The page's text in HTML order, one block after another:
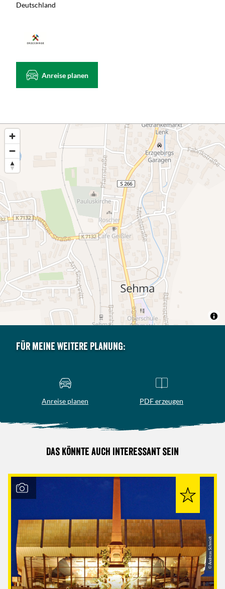
Deutschland
Anreise planen
Für meine weitere Planung:
Anreise planen PDF erzeugen
Das könnte auch interessant sein
© Andreas Schmidt